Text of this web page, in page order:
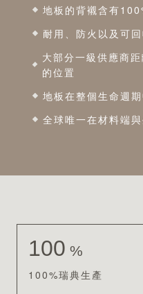
地板的背襯含有
耐用、防火以及可
大部分一級供應商
的位置
地板在整個生命週
全球唯一在材料端
100 %
100%瑞典生產